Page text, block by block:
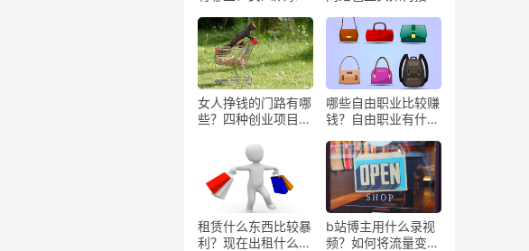
女人挣钱的门路有哪
些？四种创业项目推
哪些自由职业比较赚
钱？自由职业有什么
租赁什么东西比较暴
利？现在出租什么更
b站博主用什么录视
频？如何将流量变